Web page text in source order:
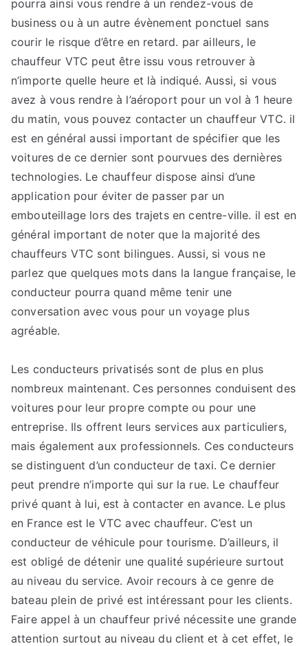
pourra ainsi vous rendre à un rendez-vous de
business ou à un autre évènement ponctuel sans
courir le risque d’être en retard. par ailleurs, le
chauffeur VTC peut être issu vous retrouver à
n’importe quelle heure et là indiqué. Aussi, si vous
avez à vous rendre à l’aéroport pour un vol à 1 heure
du matin, vous pouvez contacter un chauffeur VTC. il
est en général aussi important de spécifier que les
voitures de ce dernier sont pourvues des dernières
technologies. Le chauffeur dispose ainsi d’une
application pour éviter de passer par un
embouteillage lors des trajets en centre-ville. il est en
général important de noter que la majorité des
chauffeurs VTC sont bilingues. Aussi, si vous ne
parlez que quelques mots dans la langue française, le
conducteur pourra quand même tenir une
conversation avec vous pour un voyage plus
agréable.
Les conducteurs privatisés sont de plus en plus
nombreux maintenant. Ces personnes conduisent des
voitures pour leur propre compte ou pour une
entreprise. Ils offrent leurs services aux particuliers,
mais également aux professionnels. Ces conducteurs
se distinguent d’un conducteur de taxi. Ce dernier
peut prendre n’importe qui sur la rue. Le chauffeur
privé quant à lui, est à contacter en avance. Le plus
en France est le VTC avec chauffeur. C’est un
conducteur de véhicule pour tourisme. D’ailleurs, il
est obligé de détenir une qualité supérieure surtout
au niveau du service. Avoir recours à ce genre de
bateau plein de privé est intéressant pour les clients.
Faire appel à un chauffeur privé nécessite une grande
attention surtout au niveau du client et à cet effet, le